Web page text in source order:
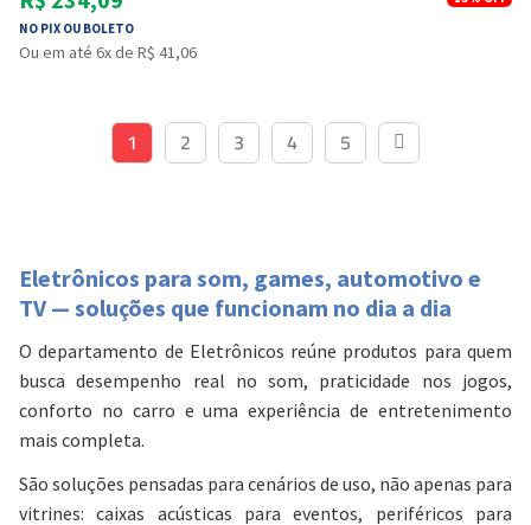
Entendi
Entendi
NO PIX OU BOLETO
Ou em até 6x de R$ 41,06
1 2 3 4 5
Eletrônicos para som, games, automotivo e
TV — soluções que funcionam no dia a dia
O departamento de Eletrônicos reúne produtos para quem
busca desempenho real no som, praticidade nos jogos,
conforto no carro e uma experiência de entretenimento
mais completa.
São soluções pensadas para cenários de uso, não apenas para
vitrines: caixas acústicas para eventos, periféricos para